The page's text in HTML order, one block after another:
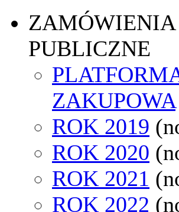
ZAMÓWIENIA
PUBLICZNE
ZAKUPOWA
ROK 2019
ROK 2020
ROK 2021
ROK 2022